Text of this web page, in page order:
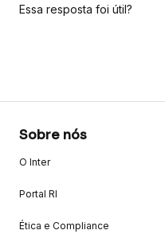
Essa resposta foi útil?
Sobre nós
O Inter
Portal RI
Ética e Compliance